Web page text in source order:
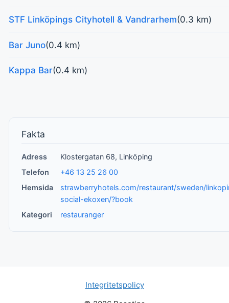
STF Linköpings Cityhotell & Vandrarhem(0.3 km)
Bar Juno(0.4 km)
Kappa Bar(0.4 km)
Fakta
Adress
Klostergatan 68, Linköping
Telefon
+46 13 25 26 00
Hemsida
strawberryhotels.com/restaurant/sweden/
social-ekoxen/?book
Kategori
restauranger
Integritetspolicy